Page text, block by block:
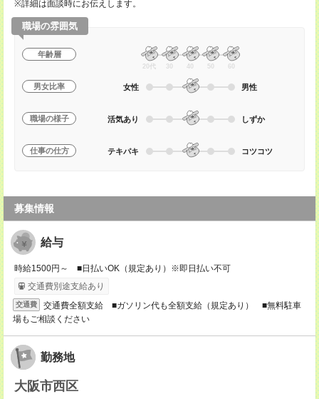
※詳細は面談時にお伝えします。
職場の雰囲気
年齢層
20代 30 40 50 60
男女比率 女性 男性
職場の様子 活気あり しずか
仕事の仕方 テキパキ コツコツ
募集情報
給与
時給1500円～ ■日払いOK（規定あり）※即日払い不可
交通費別途支給あり
交通費
交通費全額支給 ■ガソリン代も全額支給（規定あり） ■無料駐車
場もご相談ください
勤務地
大阪市西区